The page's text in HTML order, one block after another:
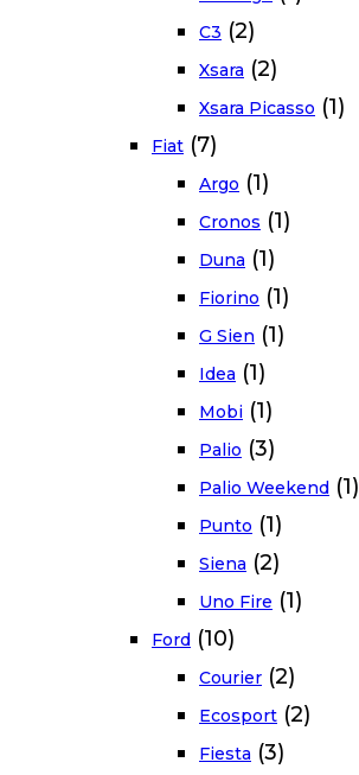
C3 (2)
Xsara (2)
Xsara Picasso (1)
Fiat (7)
Argo (1)
Cronos (1)
Duna (1)
Fiorino (1)
G Sien (1)
Idea (1)
Mobi (1)
Palio (3)
Palio Weekend (1)
Punto (1)
Siena (2)
Uno Fire (1)
Ford (10)
Courier (2)
Ecosport (2)
Fiesta (3)